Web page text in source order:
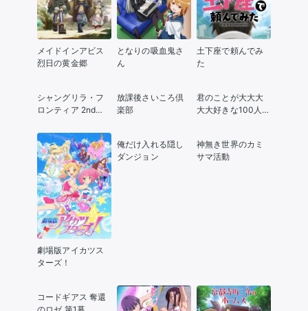
メイドインアビス
烈日の黄金郷
となりの吸血鬼さ
ん
土下座で頼んでみ
た
シャングリラ・フ
ロンティア 2nd
放課後さいころ倶
楽部
君のことが大大大
大大好きな100人の
劇場版アイカツス
ターズ！
俺だけ入れる隠し
ダンジョン
神無き世界のカミ
サマ活動
コードギアス 奪還